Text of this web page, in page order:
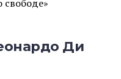
свободе»
Ди